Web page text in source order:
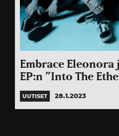
Embrace
EP:n ”Into The
UUTISET 28.1.2023